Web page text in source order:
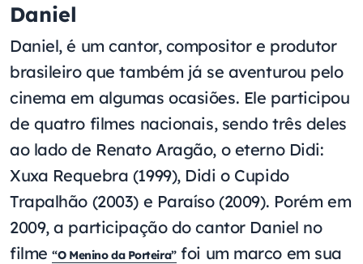
Daniel
Daniel, é um cantor, compositor e produtor
brasileiro que também já se aventurou pelo
cinema em algumas ocasiões. Ele participou
de quatro filmes nacionais, sendo três deles
ao lado de Renato Aragão, o eterno Didi:
Xuxa Requebra (1999), Didi o Cupido
Trapalhão (2003) e Paraíso (2009). Porém em
2009, a participação do cantor Daniel no
filme“O Menino da Porteira”foi um marco em sua